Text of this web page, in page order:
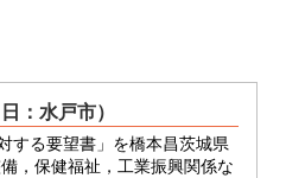
：水戸市）
する要望書」を橋本昌茨城県
，保健福祉，工業振興関係な